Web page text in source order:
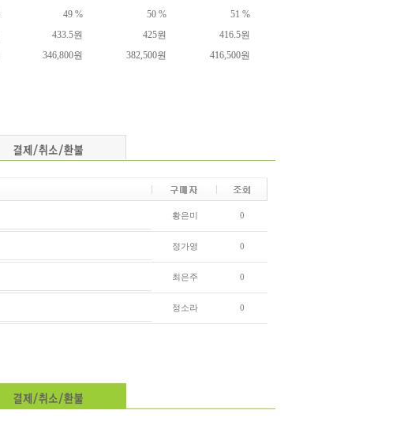
49 % 50 %
51 %
433.5원 425원
416.5원
346,800원 382,500원 416,500원
황은미 0
정가영 0
최은주 0
정소라 0